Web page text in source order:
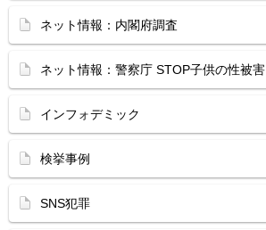
ネット情報：内閣府調査
ネット情報：警察庁 STOP子供の性被害
インフォデミック
検挙事例
SNS犯罪